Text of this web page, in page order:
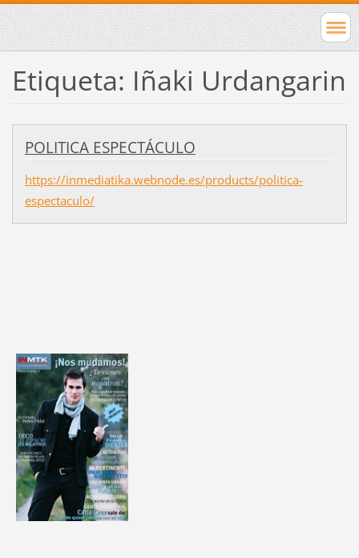
Etiqueta: Iñaki Urdangarin
POLITICA ESPECTÁCULO
https://inmediatika.webnode.es/products/politica-
espectaculo/